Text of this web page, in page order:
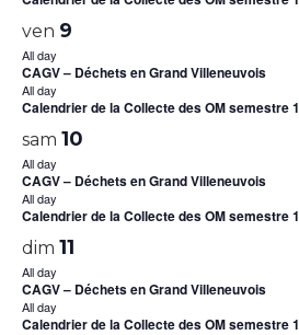
ven 9
All day
CAGV – Déchets en Grand Villeneuvois
All day
Calendrier de la Collecte des OM semestre 1
sam 10
All day
CAGV – Déchets en Grand Villeneuvois
All day
Calendrier de la Collecte des OM semestre 1
dim 11
All day
CAGV – Déchets en Grand Villeneuvois
All day
Calendrier de la Collecte des OM semestre 1